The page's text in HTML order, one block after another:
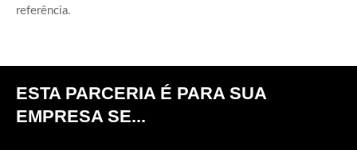
referência.
ESTA PARCERIA É PARA SUA
EMPRESA SE...